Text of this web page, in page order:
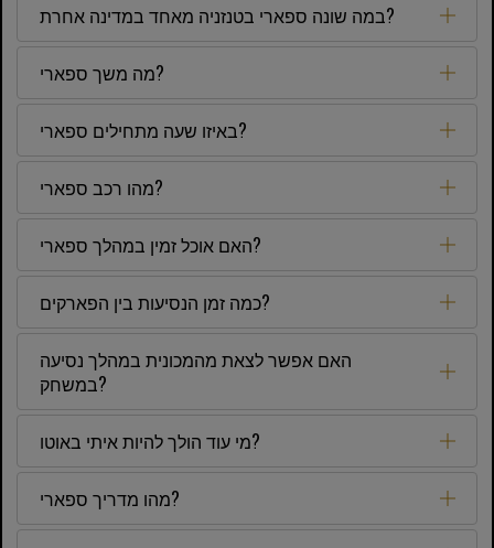
במה שונה ספארי בטנזניה מאחד במדינה אחרת?
מה משך ספארי?
באיזו שעה מתחילים ספארי?
מהו רכב ספארי?
האם אוכל זמין במהלך ספארי?
כמה זמן הנסיעות בין הפארקים?
האם אפשר לצאת מהמכונית במהלך נסיעה
במשחק?
מי עוד הולך להיות איתי באוטו?
מהו מדריך ספארי?